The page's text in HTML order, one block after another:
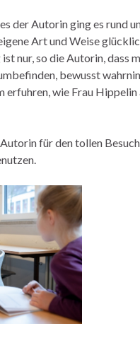
der Autorin ging es rund
Art und Weise
nur, so die Autorin, dass
bewusst
erfuhren, wie Frau
für den tollen